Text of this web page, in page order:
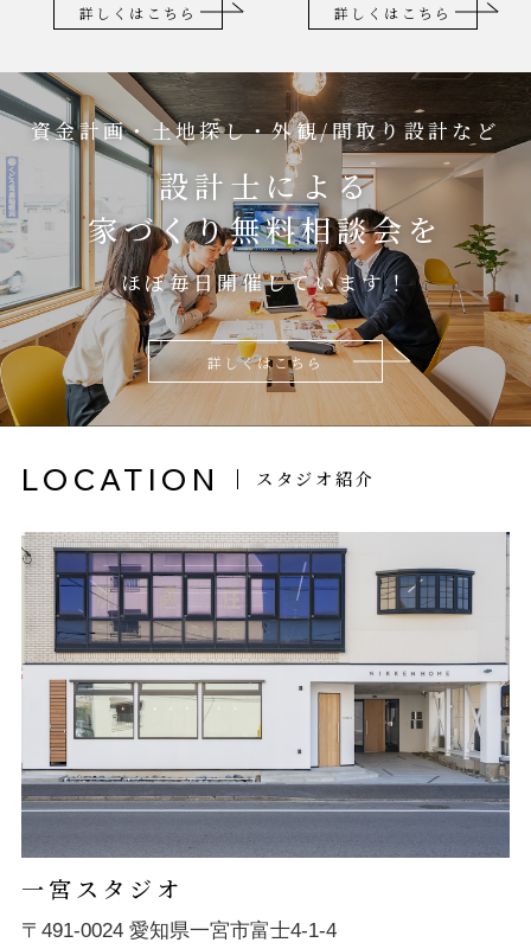
詳しくはこちら 詳しくはこちら
資金計画・土地探し・外観/間取り設計など
設計士による
家づくり無料相談会を
ほぼ毎日開催しています！
詳しくはこちら
LOCATION スタジオ紹介
一宮スタジオ
〒491-0024 愛知県一宮市富士4-1-4